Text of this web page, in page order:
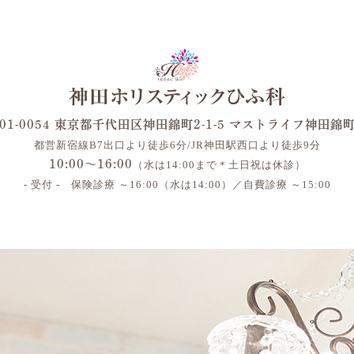
0054 東京都千代田区神田錦町2-1-5 マストライフ神田錦
都営新宿線B7出口より徒歩6分/JR神田駅西口より徒歩9分
10:00～16:00 （水は14:00まで＊土日祝は休診）
- 受付 - 保険診療 ～16:00（水は14:00）／自費診療 ～15:00